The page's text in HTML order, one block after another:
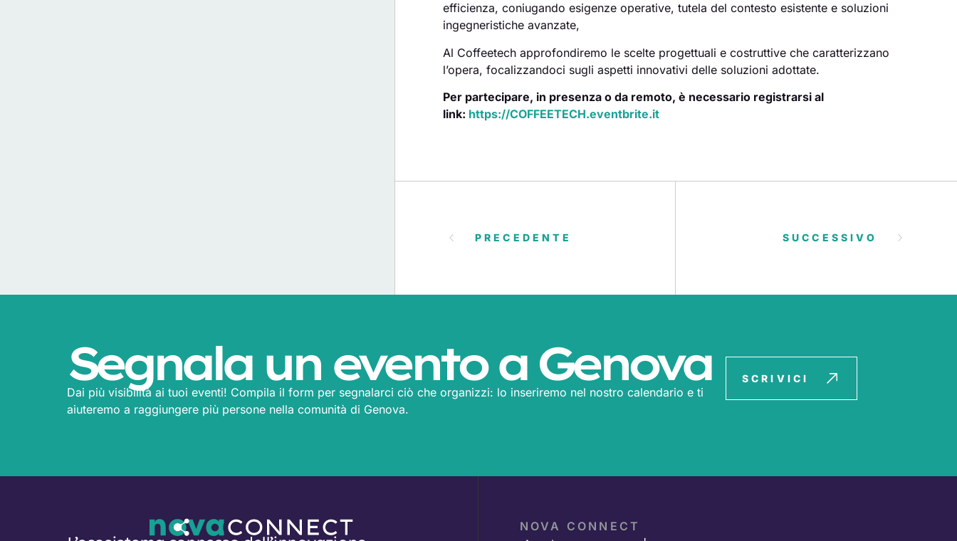
efficienza, coniugando esigenze operative, tutela del contesto esistente e soluzioni
ingegneristiche avanzate,
Al Coffeetech approfondiremo le scelte progettuali e costruttive che caratterizzano
l’opera, focalizzandoci sugli aspetti innovativi delle soluzioni adottate.
Per partecipare, in presenza o da remoto, è necessario registrarsi al
link: https://COFFEETECH.eventbrite.it
PRECEDENTE SUCCESSIVO
Segnala un evento a Genova
Dai più visibilità ai tuoi eventi! Compila il form per segnalarci ciò che organizzi: lo inseriremo nel nostro calendario e ti
aiuteremo a raggiungere più persone nella comunità di Genova.
SCRIVICI
NOVA CONNECT